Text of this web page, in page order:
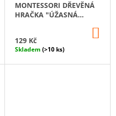
KOŠÍKU
MONTESSORI DŘEVĚNÁ
HRAČKA "ÚŽASNÁ
129 Kč
Skladem (>10 ks)